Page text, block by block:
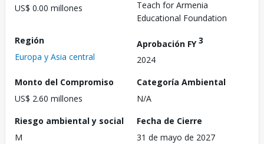
US$ 0.00 millones
Teach for Armenia
Educational Foundation
Región
Europa y Asia central
Aprobación FY3
2024
Monto del Compromiso
US$ 2.60 millones
Categoría Ambiental
N/A
Riesgo ambiental y social
M
Fecha de Cierre
31 de mayo de 2027